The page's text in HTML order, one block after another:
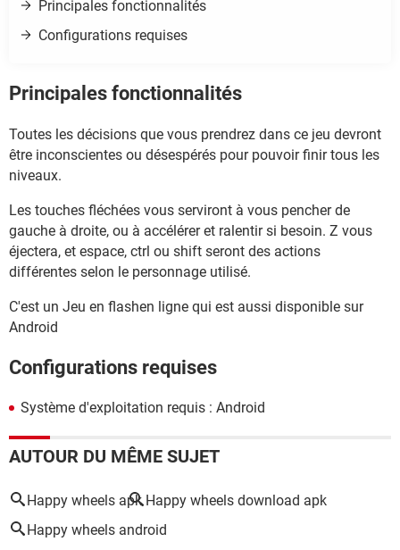
Principales fonctionnalités
Configurations requises
Principales fonctionnalités
Toutes les décisions que vous prendrez dans ce jeu devront
être inconscientes ou désespérés pour pouvoir finir tous les
niveaux.
Les touches fléchées vous serviront à vous pencher de
gauche à droite, ou à accélérer et ralentir si besoin. Z vous
éjectera, et espace, ctrl ou shift seront des actions
différentes selon le personnage utilisé.
C'est un Jeu en flashen ligne qui est aussi disponible sur
Android
Configurations requises
Système d'exploitation requis : Android
AUTOUR DU MÊME SUJET
Happy wheels apk Happy wheels download apk
Happy wheels android